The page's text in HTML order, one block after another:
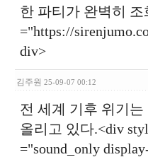
한 파티가 완벽히
="https://
div>
김주원 25-09-07 00:12
전 세계 기후 위기
올리고 있다.<div
="sound_only